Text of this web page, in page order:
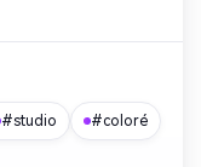
#studio #coloré